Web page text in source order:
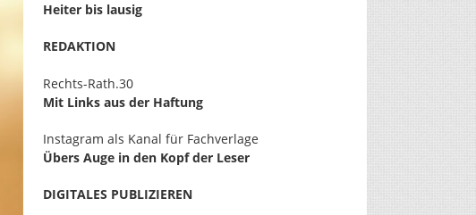
Heiter bis lausig
REDAKTION
Rechts-Rath.30
Mit Links aus der Haftung
Instagram als Kanal für Fachverlage
Übers Auge in den Kopf der Leser
DIGITALES PUBLIZIEREN